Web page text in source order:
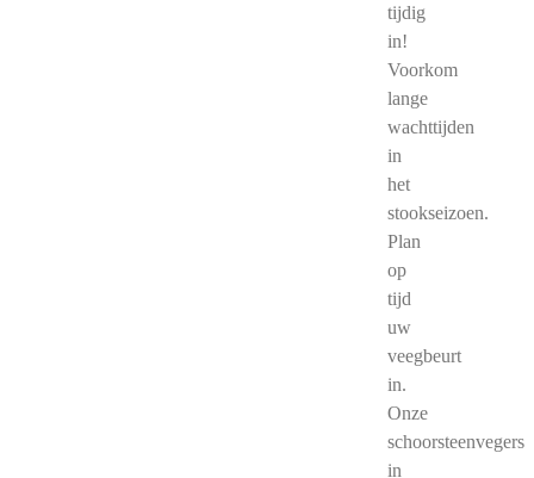
tijdig
in!
Voorkom
lange
wachttijden
in
het
stookseizoen.
Plan
op
tijd
uw
veegbeurt
in.
Onze
schoorsteenvegers
in